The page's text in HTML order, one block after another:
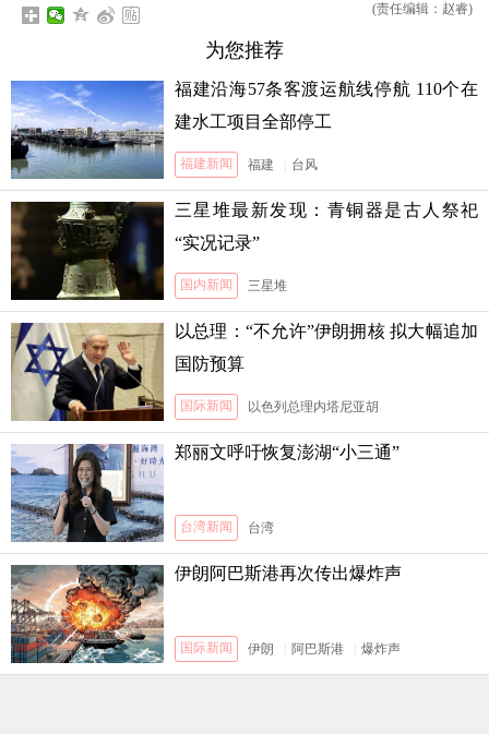
(责任编辑：赵睿)
为您推荐
福建沿海57条客渡运航线停航 110个在
建水工项目全部停工
福建新闻 福建 台风
三星堆最新发现：青铜器是古人祭祀
“实况记录”
国内新闻 三星堆
以总理：“不允许”伊朗拥核 拟大幅追加
国防预算
国际新闻 以色列总理内塔尼亚胡
郑丽文呼吁恢复澎湖“小三通”
台湾新闻 台湾
伊朗阿巴斯港再次传出爆炸声
国际新闻 伊朗 阿巴斯港 爆炸声